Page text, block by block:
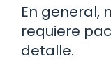
En general,
requiere
detalle.